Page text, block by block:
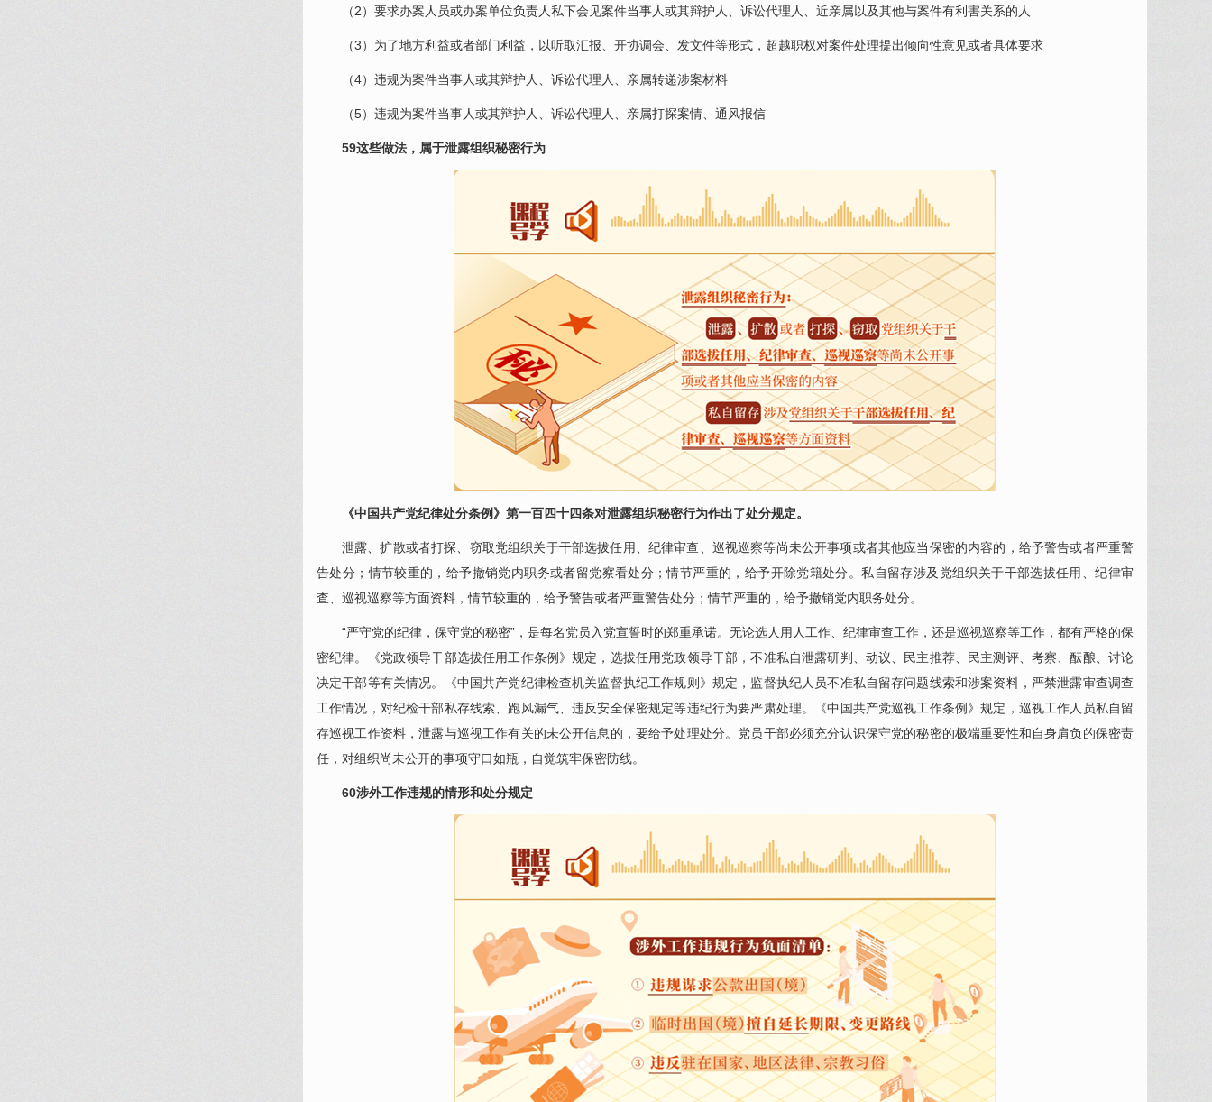
（2）要求办案人员或办案单位负责人私下会见案件当事人或其辩护人、诉讼代理人、近亲属以及其他与案件有利害关系的人
（3）为了地方利益或者部门利益，以听取汇报、开协调会、发文件等形式，超越职权对案件处理提出倾向性意见或者具体要求
（4）违规为案件当事人或其辩护人、诉讼代理人、亲属转递涉案材料
（5）违规为案件当事人或其辩护人、诉讼代理人、亲属打探案情、通风报信
59这些做法，属于泄露组织秘密行为
《中国共产党纪律处分条例》第一百四十四条对泄露组织秘密行为作出了处分规定。
泄露、扩散或者打探、窃取党组织关于干部选拔任用、纪律审查、巡视巡察等尚未公开事项或者其他应当保密的内容的，给予警告或者严重警
告处分；情节较重的，给予撤销党内职务或者留党察看处分；情节严重的，给予开除党籍处分。私自留存涉及党组织关于干部选拔任用、纪律审
查、巡视巡察等方面资料，情节较重的，给予警告或者严重警告处分；情节严重的，给予撤销党内职务处分。
“严守党的纪律，保守党的秘密”，是每名党员入党宣誓时的郑重承诺。无论选人用人工作、纪律审查工作，还是巡视巡察等工作，都有严格的保
密纪律。《党政领导干部选拔任用工作条例》规定，选拔任用党政领导干部，不准私自泄露研判、动议、民主推荐、民主测评、考察、酝酿、讨论
决定干部等有关情况。《中国共产党纪律检查机关监督执纪工作规则》规定，监督执纪人员不准私自留存问题线索和涉案资料，严禁泄露审查调查
工作情况，对纪检干部私存线索、跑风漏气、违反安全保密规定等违纪行为要严肃处理。《中国共产党巡视工作条例》规定，巡视工作人员私自留
存巡视工作资料，泄露与巡视工作有关的未公开信息的，要给予处理处分。党员干部必须充分认识保守党的秘密的极端重要性和自身肩负的保密责
任，对组织尚未公开的事项守口如瓶，自觉筑牢保密防线。
60涉外工作违规的情形和处分规定